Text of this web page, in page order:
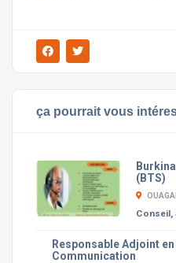
ça pourrait vous
(BTS)
Conseil,
Responsable Adjoint
Communication